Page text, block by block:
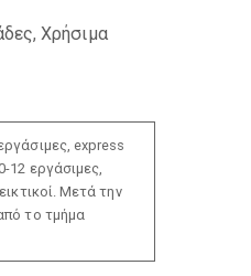
,Χρήσιμα
express
12 εργάσιμες,
Μετά την
το τμήμα